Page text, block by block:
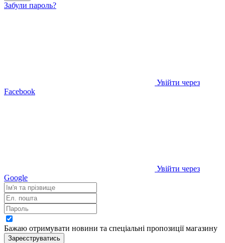
Забули пароль?
Увійти через
Facebook
Увійти через
Google
Бажаю отримувати новини та спеціальні пропозиціїмагазину
Зареєструватись